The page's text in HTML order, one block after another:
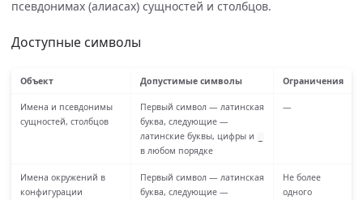
псевдонимах (алиасах) сущностей и столбцов.
Доступные символы
Объект Допустимые символы Ограничения
Имена и псевдонимы
сущностей, столбцов
Первый символ — латинская
буква, следующие —
латинские буквы, цифры и
в любом порядке
—
Имена окружений в
конфигурации
Первый символ — латинская
буква, следующие —
Не более
одного